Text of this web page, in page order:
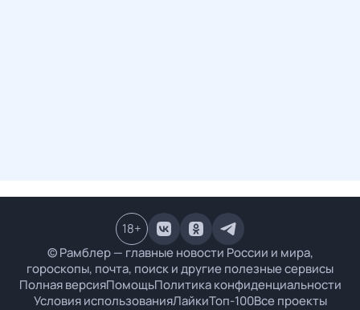
© Рамблер — главные новости России и мира,
гороскопы, почта, поиск и другие полезные сервисы
Полная версияПомощьПолитика конфиденциальности
Условия использованияЛайкиТоп-100Все проекты
18+